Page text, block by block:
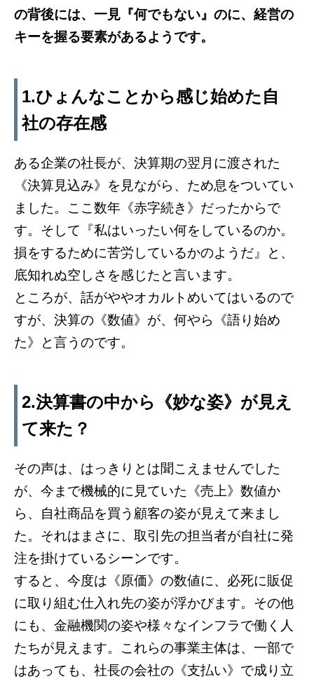
の背後には、一見『何でもない』のに、経営の
キーを握る要素があるようです。
1.ひょんなことから感じ始めた自
社の存在感
ある企業の社長が、決算期の翌月に渡された
《決算見込み》を見ながら、ため息をついてい
ました。ここ数年《赤字続き》だったからで
す。そして『私はいったい何をしているのか。
損をするために苦労しているかのようだ』と、
底知れぬ空しさを感じたと言います。
ところが、話がややオカルトめいてはいるので
すが、決算の《数値》が、何やら《語り始め
た》と言うのです。
2.決算書の中から《妙な姿》が見え
て来た？
その声は、はっきりとは聞こえませんでした
が、今まで機械的に見ていた《売上》数値か
ら、自社商品を買う顧客の姿が見えて来まし
た。それはまさに、取引先の担当者が自社に発
注を掛けているシーンです。
すると、今度は《原価》の数値に、必死に販促
に取り組む仕入れ先の姿が浮かびます。その他
にも、金融機関の姿や様々なインフラで働く人
たちが見えます。これらの事業主体は、一部で
はあっても、社長の会社の《支払い》で成り立